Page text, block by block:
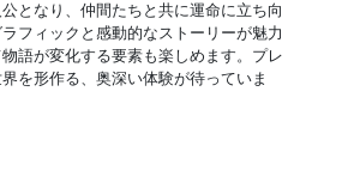
となり、仲間たちと共に運命に立ち向
フィックと感動的なストーリーが魅力
語が変化する要素も楽しめます。プレ
を形作る、奥深い体験が待っていま